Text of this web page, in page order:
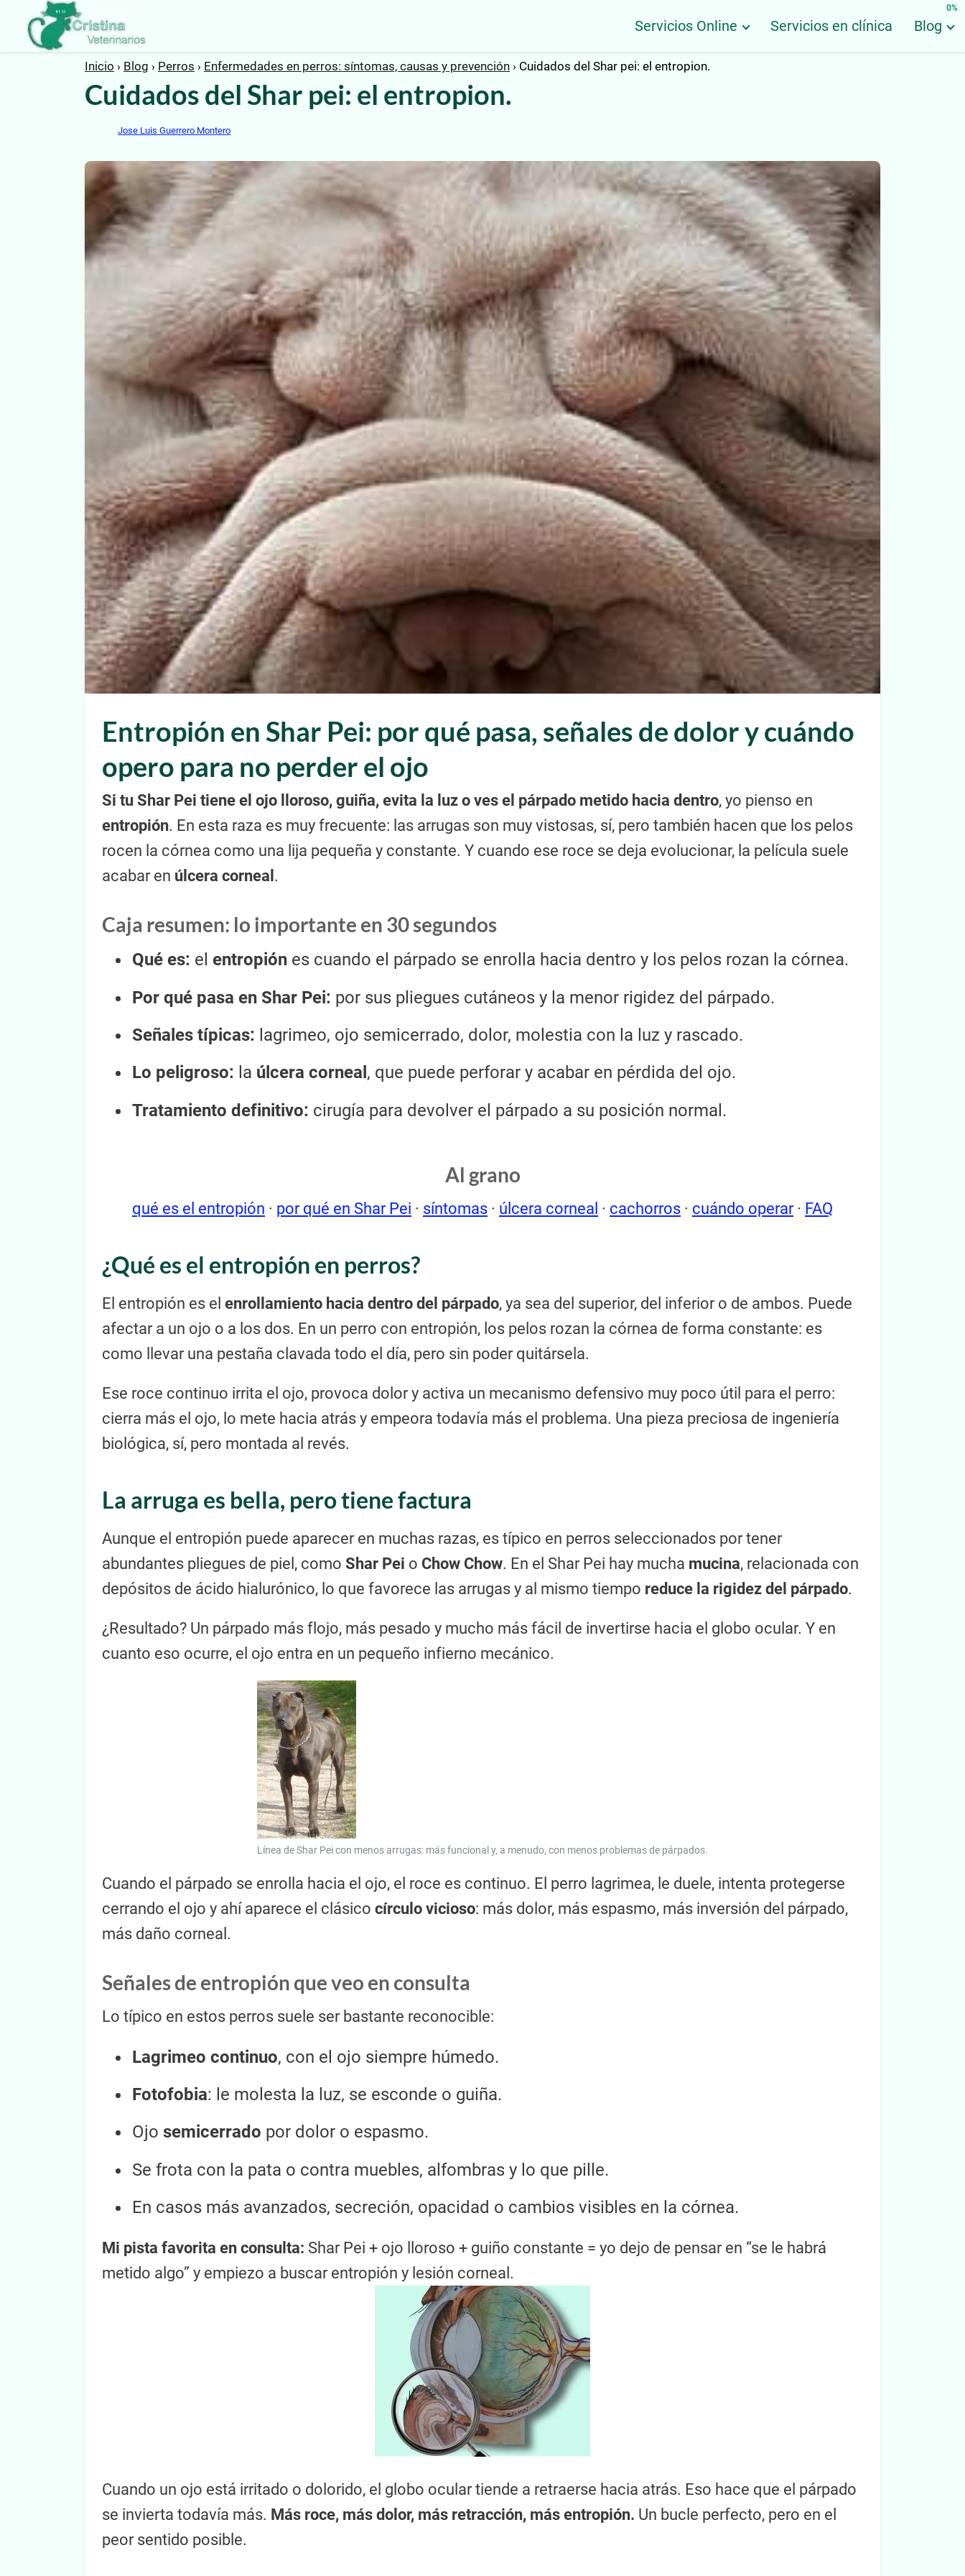
0%
Servicios Online Servicios en clínica Blog
Inicio Blog Perros Enfermedades en perros: síntomas, causas y prevención Cuidados del Shar pei: el entropion.
Cuidados del Shar pei: el entropion.
Jose Luis Guerrero Montero
Entropión en Shar Pei: por qué pasa, señales de dolor y cuándo
opero para no perder el ojo
Si tu Shar Pei tiene el ojo lloroso, guiña, evita la luz o ves el párpado metido hacia dentro, yo pienso en
entropión. En esta raza es muy frecuente: las arrugas son muy vistosas, sí, pero también hacen que los pelos
rocen la córnea como una lija pequeña y constante. Y cuando ese roce se deja evolucionar, la película suele
acabar en úlcera corneal .
Caja resumen: lo importante en 30 segundos
Qué es: el entropión es cuando el párpado se enrolla hacia dentro y los pelos rozan la córnea.
Por qué pasa en Shar Pei: por sus pliegues cutáneos y la menor rigidez del párpado.
Señales típicas: lagrimeo, ojo semicerrado, dolor, molestia con la luz y rascado.
Lo peligroso: la úlcera corneal , que puede perforar y acabar en pérdida del ojo.
Tratamiento definitivo: cirugía para devolver el párpado a su posición normal.
Al grano
qué es el entropión · por qué en Shar Pei · síntomas · úlcera corneal · cachorros · cuándo operar· FAQ
¿Qué es el entropión en perros?
El entropión es el enrollamiento hacia dentro del párpado, ya sea del superior, del inferior o de ambos. Puede
afectar a un ojo o a los dos. En un perro con entropión, los pelos rozan la córnea de forma constante: es
como llevar una pestaña clavada todo el día, pero sin poder quitársela.
Ese roce continuo irrita el ojo, provoca dolor y activa un mecanismo defensivo muy poco útil para el perro:
cierra más el ojo, lo mete hacia atrás y empeora todavía más el problema. Una pieza preciosa de ingeniería
biológica, sí, pero montada al revés.
La arruga es bella, pero tiene factura
Aunque el entropión puede aparecer en muchas razas, es típico en perros seleccionados por tener
abundantes pliegues de piel, como Shar Pei o Chow Chow. En el Shar Pei hay mucha mucina, relacionada con
depósitos de ácido hialurónico, lo que favorece las arrugas y al mismo tiempo reduce la rigidez del párpado.
¿Resultado? Un párpado más flojo, más pesado y mucho más fácil de invertirse hacia el globo ocular. Y en
cuanto eso ocurre, el ojo entra en un pequeño infierno mecánico.
Línea de Shar Pei con menos arrugas: más funcional y, a menudo, con menos problemas de párpados.
Cuando el párpado se enrolla hacia el ojo, el roce es continuo. El perro lagrimea, le duele, intenta protegerse
cerrando el ojo y ahí aparece el clásico círculo vicioso: más dolor, más espasmo, más inversión del párpado,
más daño corneal.
Señales de entropión que veo en consulta
Lo típico en estos perros suele ser bastante reconocible:
Lagrimeo continuo, con el ojo siempre húmedo.
Fotofobia: le molesta la luz, se esconde o guiña.
Ojo semicerrado por dolor o espasmo.
Se frota con la pata o contra muebles, alfombras y lo que pille.
En casos más avanzados, secreción, opacidad o cambios visibles en la córnea.
Mi pista favorita en consulta: Shar Pei + ojo lloroso + guiño constante = yo dejo de pensar en “se le habrá
metido algo” y empiezo a buscar entropión y lesión corneal.
Cuando un ojo está irritado o dolorido, el globo ocular tiende a retraerse hacia atrás. Eso hace que el párpado
se invierta todavía más. Más roce, más dolor, más retracción, más entropión. Un bucle perfecto, pero en el
peor sentido posible.